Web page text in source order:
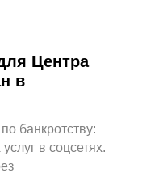
Центра
в
банкротству:
в соцсетях.